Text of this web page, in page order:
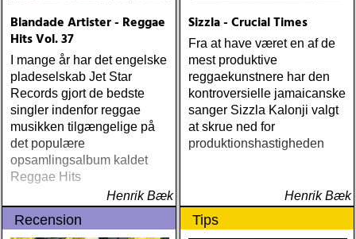
Blandade Artister - Reggae
Hits Vol. 37
I mange år har det engelske
pladeselskab Jet Star
Records gjort de bedste
singler indenfor reggae
musikken tilgængelige på
det populære
opsamlingsalbum kaldet
Reggae Hits
Henrik Bæk
Sizzla - Crucial Times
Fra at have været en af de
mest produktive
reggaekunstnere har den
kontroversielle jamaicanske
sanger Sizzla Kalonji valgt
at skrue ned for
produktionshastigheden
Henrik Bæk
Recension Tips